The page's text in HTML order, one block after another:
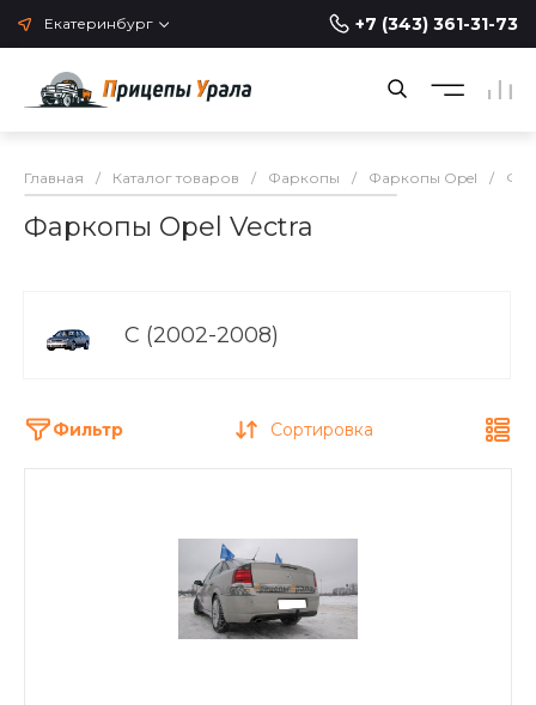
Екатеринбург +7 (343) 361-31-73
Главная / Каталог товаров / Фаркопы / Фаркопы Opel /
Фаркопы Opel Vectra
C (2002-2008)
Фильтр Сортировка